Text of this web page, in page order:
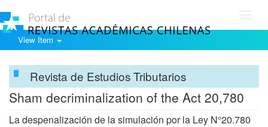
View Item
Revista de Estudios Tributarios
Sham decriminalization of the Act 20,780
La despenalización de la simulación por la Ley N°20.780